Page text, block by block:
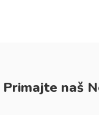
Primajte naš